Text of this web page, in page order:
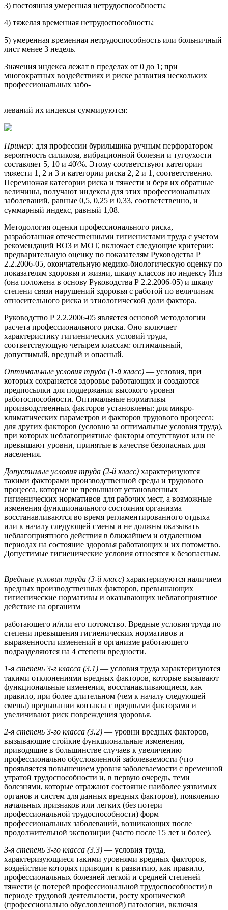
3) постоянная умеренная нетрудоспособность;
4) тяжелая временная нетрудоспособность;
5) умеренная временная нетрудоспособность или больничный
лист менее 3 недель.
Значения индекса лежат в пределах от 0 до 1; при
многократных воздействиях и риске развития нескольких
профессиональных забо-
леваний их индексы суммируются:
Пример: для профессии бурильщика ручным перфоратором
вероятность силикоза, вибрационной болезни и тугоухости
составляет 5, 10 и 40\%. Этому соответствуют категории
тяжести 1, 2 и 3 и категории риска 2, 2 и 1, соответственно.
Перемножая категории риска и тяжести и беря их обратные
величины, получают индексы для этих профессиональных
заболеваний, равные 0,5, 0,25 и 0,33, соответственно, и
суммарный индекс, равный 1,08.
Методология оценки профессионального риска,
разработанная отечественными гигиенистами труда с учетом
рекомендаций ВОЗ и МОТ, включает следующие критерии:
предварительную оценку по показателям Руководства Р
2.2.2006-05, окончательную медико-биологическую оценку по
показателям здоровья и жизни, шкалу классов по индексу Ипз
(она положена в основу Руководства Р 2.2.2006-05) и шкалу
степени связи нарушений здоровья с работой по величинам
относительного риска и этиологической доли фактора.
Руководство Р 2.2.2006-05 является основой методологии
расчета профессионального риска. Оно включает
характеристику гигиенических условий труда,
соответствующую четырем классам: оптимальный,
допустимый, вредный и опасный.
Оптимальные условия труда (1-й класс) — условия, при
которых сохраняется здоровье работающих и создаются
предпосылки для поддержания высокого уровня
работоспособности. Оптимальные нормативы
производственных факторов установлены: для микро-
климатических параметров и факторов трудового процесса;
для других факторов (условно за оптимальные условия труда),
при которых неблагоприятные факторы отсутствуют или не
превышают уровни, принятые в качестве безопасных для
населения.
Допустимые условия труда (2-й класс) характеризуются
такими факторами производственной среды и трудового
процесса, которые не превышают установленных
гигиенических нормативов для рабочих мест, а возможные
изменения функционального состояния организма
восстанавливаются во время регламентированного отдыха
или к началу следующей смены и не должны оказывать
неблагоприятного действия в ближайшем и отдаленном
периодах на состояние здоровья работающих и их потомство.
Допустимые гигиенические условия относятся к безопасным.
Вредные условия труда (3-й класс) характеризуются наличием
вредных производственных факторов, превышающих
гигиенические нормативы и оказывающих неблагоприятное
действие на организм
работающего и/или его потомство. Вредные условия труда по
степени превышения гигиенических нормативов и
выраженности изменений в организме работающего
подразделяются на 4 степени вредности.
1-я степень 3-г класса (3.1) — условия труда характеризуются
такими отклонениями вредных факторов, которые вызывают
функциональные изменения, восстанавливающиеся, как
правило, при более длительном (чем к началу следующей
смены) прерывании контакта с вредными факторами и
увеличивают риск повреждения здоровья.
2-я степень 3-го класса (3.2) — уровни вредных факторов,
вызывающие стойкие функциональные изменения,
приводящие в большинстве случаев к увеличению
профессионально обусловленной заболеваемости (что
проявляется повышением уровня заболеваемости с временной
утратой трудоспособности и, в первую очередь, теми
болезнями, которые отражают состояние наиболее уязвимых
органов и систем для данных вредных факторов), появлению
начальных признаков или легких (без потери
профессиональной трудоспособности) форм
профессиональных заболеваний, возникающих после
продолжительной экспозиции (часто после 15 лет и более).
3-я степень 3-го класса (3.3) — условия труда,
характеризующиеся такими уровнями вредных факторов,
воздействие которых приводит к развитию, как правило,
профессиональных болезней легкой и средней степеней
тяжести (с потерей профессиональной трудоспособности) в
периоде трудовой деятельности, росту хронической
(профессионально обусловленной) патологии, включая